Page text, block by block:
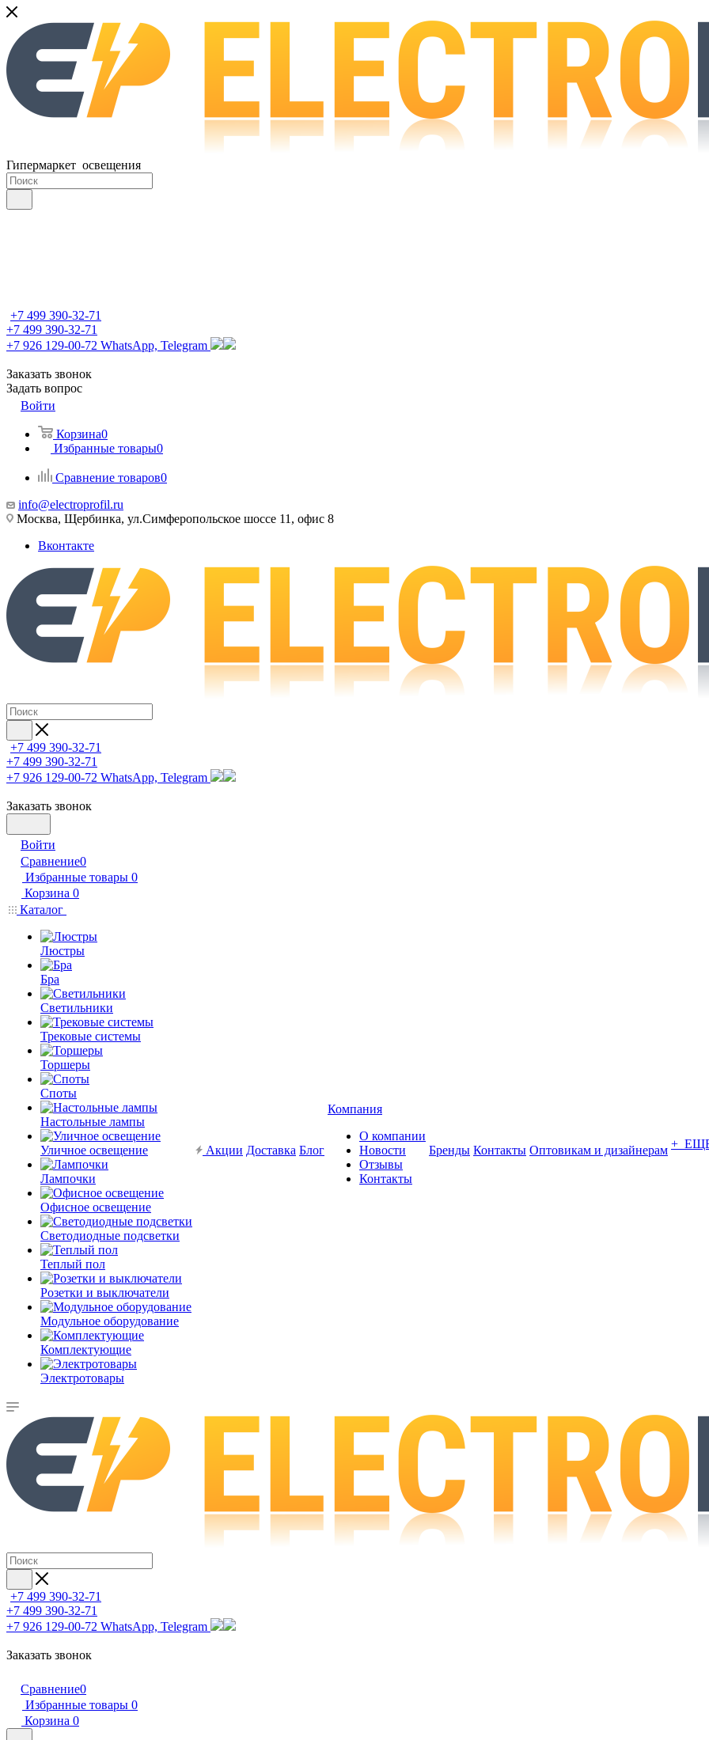
Гипермаркет освещения
+7 499 390-32-71
+7 499 390-32-71
+7 926 129-00-72 WhatsApp, Telegram
Заказать звонок
Задать вопрос
Войти
Корзина0
Избранные товары0
Сравнение товаров0
info@electroprofil.ru
Москва, Щербинка, ул.Симферопольское шоссе 11, офис 8
Вконтакте
+7 499 390-32-71
+7 499 390-32-71
+7 926 129-00-72 WhatsApp, Telegram
Заказать звонок
Войти
Сравнение0
Избранные товары 0
Корзина 0
Каталог
Люстры
Бра
Светильники
Трековые системы
Торшеры
Споты
Настольные лампы
Уличное освещение
Лампочки
Офисное освещение
Светодиодные подсветки
Теплый пол
Розетки и выключатели
Модульное оборудование
Комплектующие
Электротовары
Акции Доставка Блог
Компания
О компании
Новости
Отзывы
Контакты
Бренды Контакты Оптовикам и дизайнерам +
+7 499 390-32-71
+7 499 390-32-71
+7 926 129-00-72 WhatsApp, Telegram
Заказать звонок
Сравнение0
Избранные товары 0
Корзина 0